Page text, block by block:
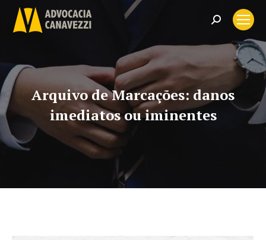
Search:
Arquivo de Marcações: danos
imediatos ou iminentes